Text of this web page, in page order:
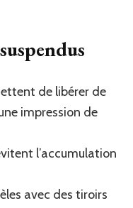
de libérer de
impression de
l’accumulation
avec des tiroirs